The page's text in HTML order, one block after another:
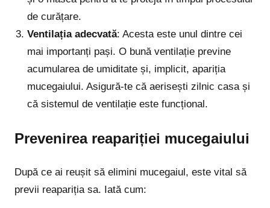
de curățare.
Ventilația adecvată: Acesta este unul dintre cei
mai importanți pași. O bună ventilație previne
acumularea de umiditate și, implicit, apariția
mucegaiului. Asigură-te că aerisești zilnic casa și
că sistemul de ventilație este funcțional.
Prevenirea reapariției mucegaiului
După ce ai reușit să elimini mucegaiul, este vital să
previi reapariția sa. Iată cum: